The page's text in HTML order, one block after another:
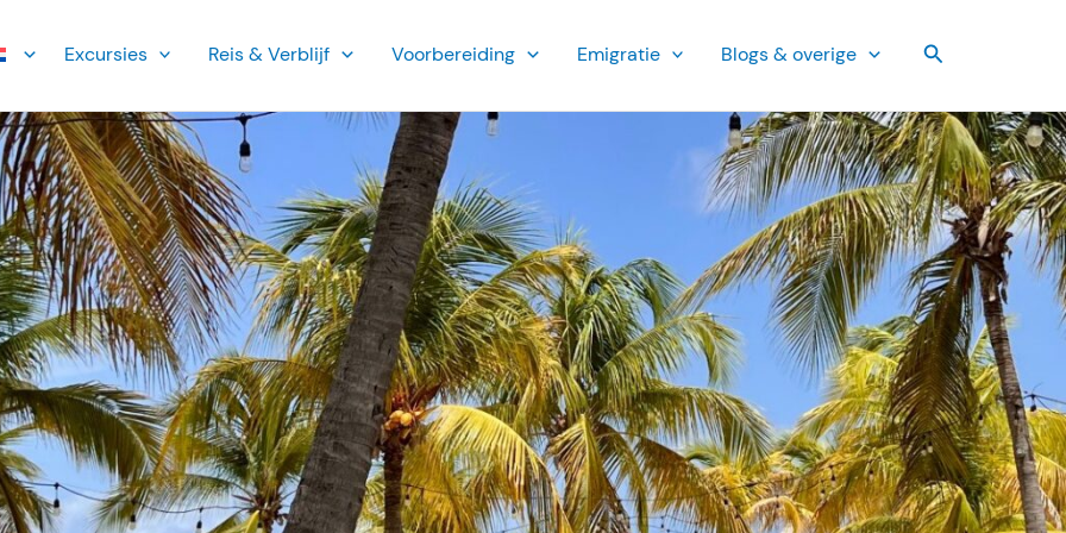
Ex­cursies Reis & Verblijf Voorbereiding Emi­gratie Blogs & overige Zoeken